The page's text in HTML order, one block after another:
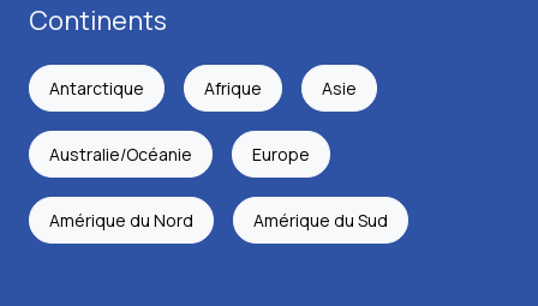
Continents
Antarctique Afrique Asie
Australie/Océanie Europe
Amérique du Nord Amérique du Sud